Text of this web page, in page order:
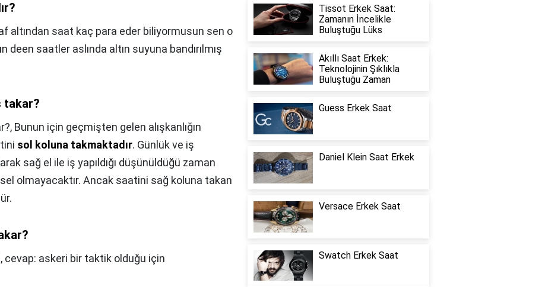
altından saat kaç para eder biliyormusun sen o
deen saatler aslında altın suyuna bandırılmış
takar?
Bunun için geçmişten gelen alışkanlığın
sol koluna takmaktadır. Günlük ve iş
sağ el ile iş yapıldığı düşünüldüğü zaman
olmayacaktır. Ancak saatini sağ koluna takan
cevap: askeri bir taktik olduğu için
Tissot Erkek Saat:
Zamanın İncelikle
Buluştuğu Lüks
Akıllı Saat Erkek:
Teknolojinin Şıklıkla
Buluştuğu Zaman
Guess Erkek Saat
Daniel Klein Saat Erkek
Versace Erkek Saat
Swatch Erkek Saat